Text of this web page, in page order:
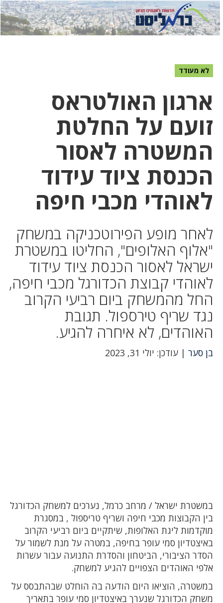
לחץ
כאן
לחץ
כדי
לא מעודד
ארגון האולטראס
זועם על החלטת
המשטרה לאסור
הכנסת ציוד עידוד
לאוהדי מכבי חיפה
לאחר מופע הפירוטכניקה במשחק
"אלוף האלופים", החליטו במשטרת
ישראל לאסור הכנסת ציוד עידוד
לאוהדי קבוצת הכדורגל מכבי חיפה,
החל מהמשחק ביום רביעי הקרוב
נגד שריף טירספול. תגובת
האוהדים, לא איחרה להגיע.
בן סער | עודכן: יולי 31, 2023
במשטרת ישראל / מרחב כרמל, נערכים למשחק הכדורגל
בין הקבוצות מכבי חיפה ושריף טריספול , במסגרת
מוקדמות ליגת האלופות, שיתקיים ביום רביעי הקרוב
באיצטדיון סמי עופר בחיפה, במטרה על מנת לשמור על
הסדר הציבורי, הביטחון והסדרת התנועה עבור עשרות
אלפי האוהדים הצפויים להגיע למשחק.
במשטרה, הוציאו היום הודעה בה הוחלט שבהתבסס על
משחק הכדורגל שנערך באיצטדיון סמי עופר בתאריך